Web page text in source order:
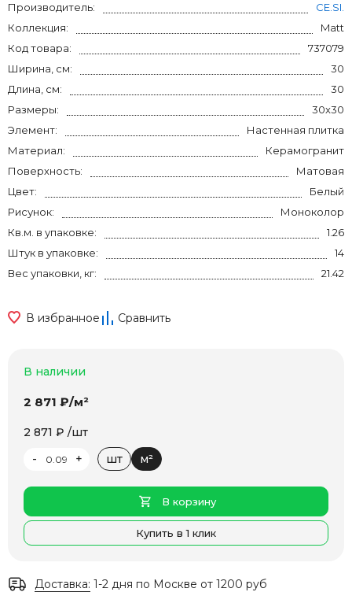
Производитель:
CE.SI.
Коллекция:
Matt
Код товара:
737079
Ширина, см:
30
Длина, см:
30
Размеры:
30x30
Элемент:
Настенная плитка
Материал:
Керамогранит
Поверхность:
Матовая
Цвет:
Белый
Рисунок:
Моноколор
Кв.м. в упаковке:
1.26
Штук в упаковке:
14
Вес упаковки, кг:
21.42
В избранное Сравнить
В наличии
2 871 ₽/м²
2 871 ₽ /шт
-
+ шт м²
В корзину
Купить в 1 клик
Доставка: 1-2 дня по Москве от 1200 руб